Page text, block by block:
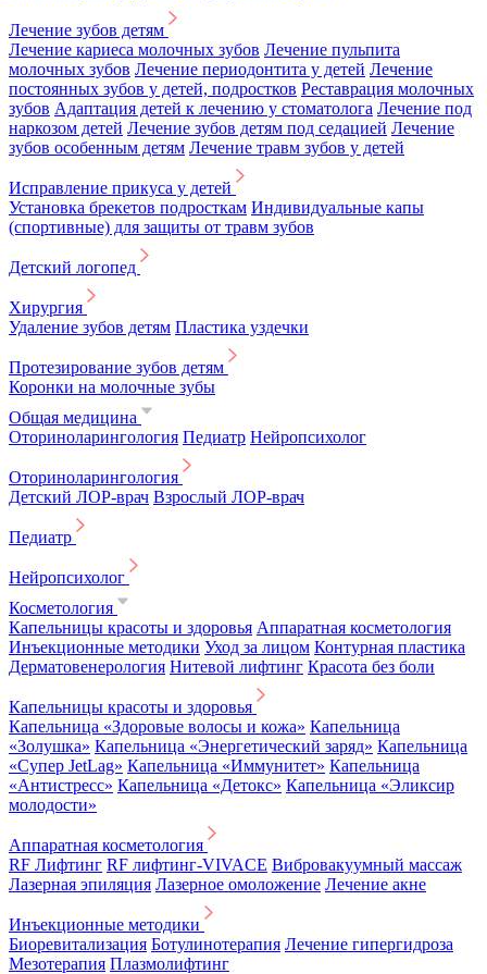
Лечение зубов детям
Лечение кариеса молочных зубов Лечение пульпита
молочных зубов Лечение периодонтита у детей Лечение
постоянных зубов у детей, подростков Реставрация молочных
зубов Адаптация детей к лечению у стоматолога Лечение под
наркозом детей Лечение зубов детям под седацией Лечение
зубов особенным детям Лечение травм зубов у детей
Исправление прикуса у детей
Установка брекетов подросткам Индивидуальные капы
(спортивные) для защиты от травм зубов
Детский логопед
Хирургия
Удаление зубов детям Пластика уздечки
Протезирование зубов детям
Коронки на молочные зубы
Общая медицина
Оториноларингология Педиатр Нейропсихолог
Оториноларингология
Детский ЛОР-врач Взрослый ЛОР-врач
Педиатр
Нейропсихолог
Косметология
Капельницы красоты и здоровья Аппаратная косметология
Инъекционные методики Уход за лицом Контурная пластика
Дерматовенерология Нитевой лифтинг Красота без боли
Капельницы красоты и здоровья
Капельница «Здоровые волосы и кожа» Капельница
«Золушка» Капельница «Энергетический заряд» Капельница
«Супер JetLag» Капельница «Иммунитет» Капельница
«Антистресс» Капельница «Детокс» Капельница «Эликсир
молодости»
Аппаратная косметология
RF Лифтинг RF лифтинг-VIVACE Вибровакуумный массаж
Лазерная эпиляция Лазерное омоложение Лечение акне
Инъекционные методики
Биоревитализация Ботулинотерапия Лечение гипергидроза
Мезотерапия Плазмолифтинг